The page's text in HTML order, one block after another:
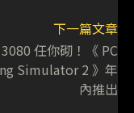
下一篇文章
任你砌！《 PC
Simulator 2 》年
內推出